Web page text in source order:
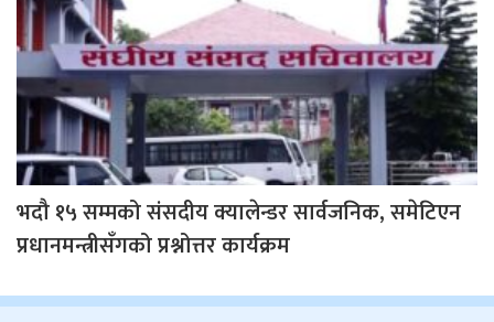
भदौ १५ सम्मको संसदीय क्यालेन्डर सार्वजनिक, समेटिएन
प्रधानमन्त्रीसँगको प्रश्नोत्तर कार्यक्रम